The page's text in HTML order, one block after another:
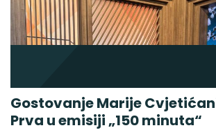
Gostovanje Marije
Prva u emisiji „150 minuta“